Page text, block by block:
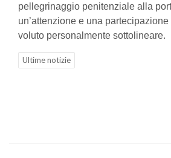
pellegrinaggio penitenziale alla
un’attenzione e una
voluto personalmente sottolineare.
Ultime notizie